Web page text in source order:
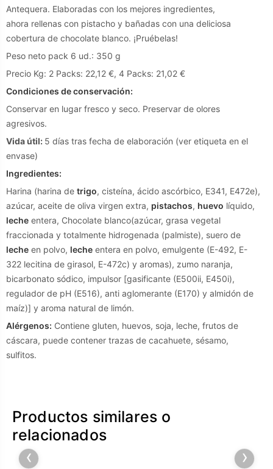
Antequera. Elaboradas con los mejores ingredientes,
ahora rellenas con pistacho y bañadas con una deliciosa
cobertura de chocolate blanco. ¡Pruébelas!
Peso neto pack 6 ud.: 350 g
Precio Kg: 2 Packs: 22,12 €, 4 Packs: 21,02 €
Condiciones de conservación:
Conservar en lugar fresco y seco. Preservar de olores
agresivos.
Vida útil: 5 días tras fecha de elaboración (ver etiqueta en el
envase)
Ingredientes:
Harina (harina de trigo, cisteína, ácido ascórbico, E341, E472e),
azúcar, aceite de oliva virgen extra, pistachos, huevo líquido,
leche entera, Chocolate blanco(azúcar, grasa vegetal
fraccionada y totalmente hidrogenada (palmiste), suero de
leche en polvo, leche entera en polvo, emulgente (E-492, E-
322 lecitina de girasol, E-472c) y aromas), zumo naranja,
bicarbonato sódico, impulsor [gasificante (E500ii, E450i),
regulador de pH (E516), anti aglomerante (E170) y almidón de
maíz)] y aroma natural de limón.
Alérgenos: Contiene gluten, huevos, soja, leche, frutos de
cáscara, puede contener trazas de cacahuete, sésamo,
sulfitos.
Productos similares o
relacionados
‹ ›